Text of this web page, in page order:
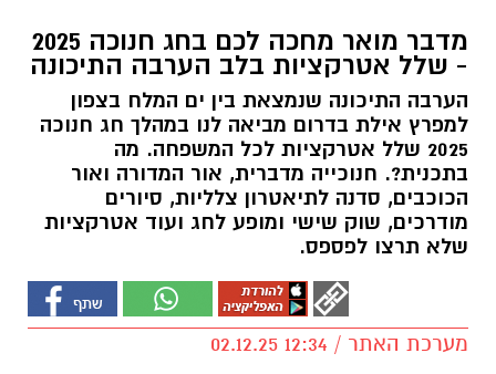
מדבר מואר מחכה לכם בחג חנוכה 2025
- שלל אטרקציות בלב הערבה התיכונה
הערבה התיכונה שנמצאת בין ים המלח בצפון
למפרץ אילת בדרום מביאה לנו במהלך חג חנוכה
2025 שלל אטרקציות לכל המשפחה. מה
בתכנית?. חנוכייה מדברית, אור המדורה ואור
הכוכבים, סדנה לתיאטרון צלליות, סיורים
מודרכים, שוק שישי ומופע לחג ועוד אטרקציות
שלא תרצו לפספס.
מערכת האתר / 12:34 02.12.25